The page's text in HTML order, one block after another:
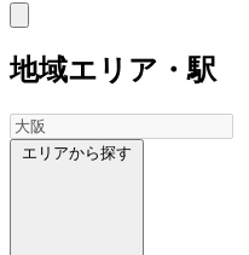
地域エリア・駅
エリアから探す